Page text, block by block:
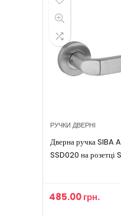
РУЧКИ ДВЕРНІ
Дверна ручка SIBA
SSD020 на розетці
485.00грн.